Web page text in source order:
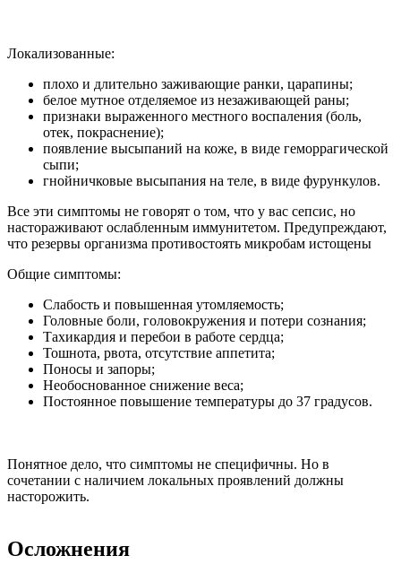
Локализованные:
плохо и длительно заживающие ранки, царапины;
белое мутное отделяемое из незаживающей раны;
признаки выраженного местного воспаления (боль,
отек, покраснение);
появление высыпаний на коже, в виде геморрагической
сыпи;
гнойничковые высыпания на теле, в виде фурункулов.
Все эти симптомы не говорят о том, что у вас сепсис, но
настораживают ослабленным иммунитетом. Предупреждают,
что резервы организма противостоять микробам истощены
Общие симптомы:
Слабость и повышенная утомляемость;
Головные боли, головокружения и потери сознания;
Тахикардия и перебои в работе сердца;
Тошнота, рвота, отсутствие аппетита;
Поносы и запоры;
Необоснованное снижение веса;
Постоянное повышение температуры до 37 градусов.
Понятное дело, что симптомы не специфичны. Но в
сочетании с наличием локальных проявлений должны
насторожить.
Осложнения